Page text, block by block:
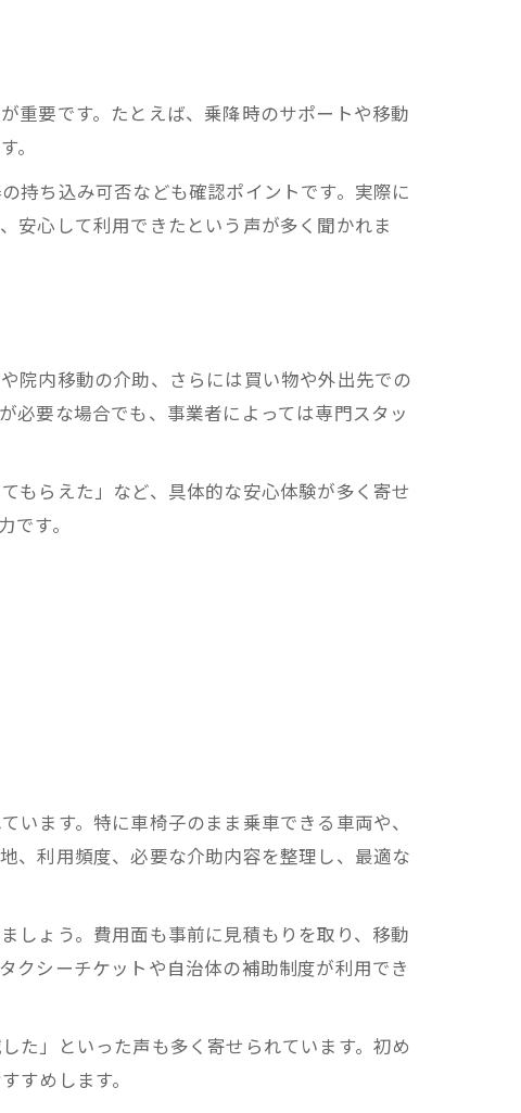
重要です。たとえば、乗降時のサポートや移動
。
持ち込み可否なども確認ポイントです。実際に
安心して利用できたという声が多く聞かれま
院内移動の介助、さらには買い物や外出先での
必要な場合でも、事業者によっては専門スタッ
もらえた」など、具体的な安心体験が多く寄せ
す。
ます。特に車椅子のまま乗車できる車両や、
、利用頻度、必要な介助内容を整理し、最適な
しょう。費用面も事前に見積もりを取り、移動
クシーチケットや自治体の補助制度が利用でき
た」といった声も多く寄せられています。初め
すめします。